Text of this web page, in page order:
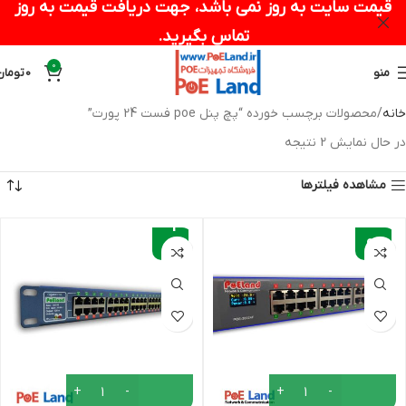
منو 0
0
خانه محصولات برچسب خورده “پچ پنل poe فست 24 پورت”
در حال نمایش 2 نتیجه
مشاهده فیلترها
-
9%
-1
0%
قیمت سایت به روز نمی باشد، جهت دریافت قیمت به روز
تماس بگیرید.